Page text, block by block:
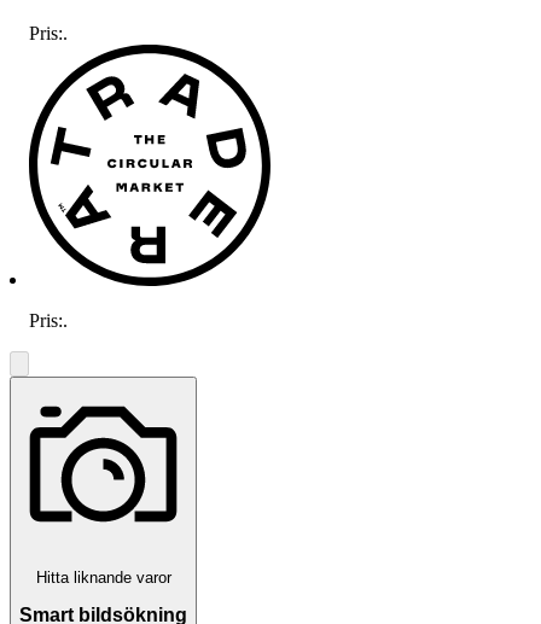
Pris:.
Pris:.
Hitta liknande varor
Smart bildsökning